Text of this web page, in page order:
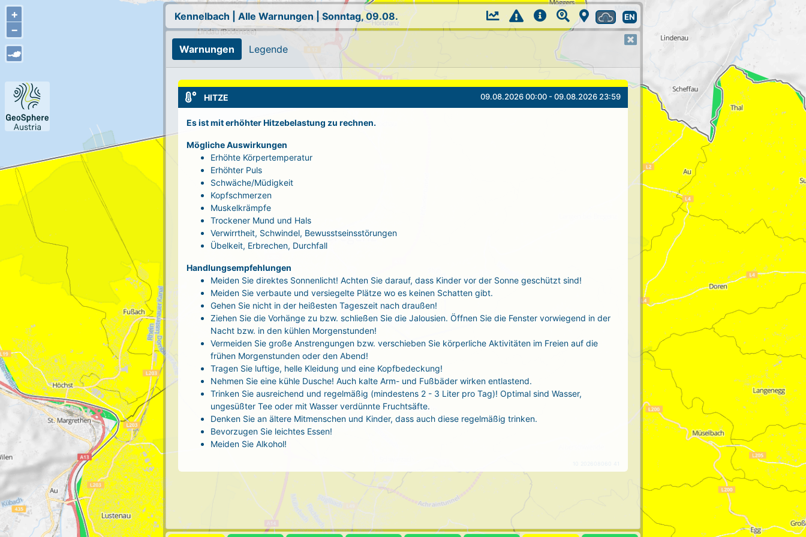
+
−
Kennelbach Alle Warnungen|Sonntag, 09.08. EN
Warnungen Legende
HITZE 09.08.2026 00:00 - 09.08.2026 23:59
Es ist mit erhöhter Hitzebelastung zu rechnen.
Mögliche Auswirkungen
Erhöhte Körpertemperatur
Erhöhter Puls
Schwäche/Müdigkeit
Kopfschmerzen
Muskelkrämpfe
Trockener Mund und Hals
Verwirrtheit, Schwindel, Bewusstseinsstörungen
Übelkeit, Erbrechen, Durchfall
Handlungsempfehlungen
Meiden Sie direktes Sonnenlicht! Achten Sie darauf, dass Kinder vor der Sonne geschützt sind!
Meiden Sie verbaute und versiegelte Plätze wo es keinen Schatten gibt.
Gehen Sie nicht in der heißesten Tageszeit nach draußen!
Ziehen Sie die Vorhänge zu bzw. schließen Sie die Jalousien. Öffnen Sie die Fenster vorwiegend in der
Nacht bzw. in den kühlen Morgenstunden!
Vermeiden Sie große Anstrengungen bzw. verschieben Sie körperliche Aktivitäten im Freien auf die
frühen Morgenstunden oder den Abend!
Tragen Sie luftige, helle Kleidung und eine Kopfbedeckung!
Nehmen Sie eine kühle Dusche! Auch kalte Arm- und Fußbäder wirken entlastend.
Trinken Sie ausreichend und regelmäßig (mindestens 2 - 3 Liter pro Tag)! Optimal sind Wasser,
ungesüßter Tee oder mit Wasser verdünnte Fruchtsäfte.
Denken Sie an ältere Mitmenschen und Kinder, dass auch diese regelmäßig trinken.
Bevorzugen Sie leichtes Essen!
Meiden Sie Alkohol!